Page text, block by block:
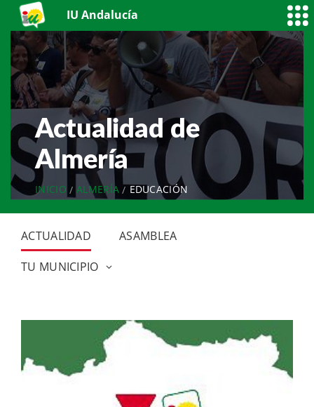
IU Andalucía
Actualidad de
Almería
INICIO ALMERÍA EDUCACIÓN
ACTUALIDAD
ASAMBLEA
TU MUNICIPIO